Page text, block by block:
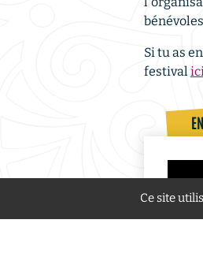
Si tu as
festival
Ce site